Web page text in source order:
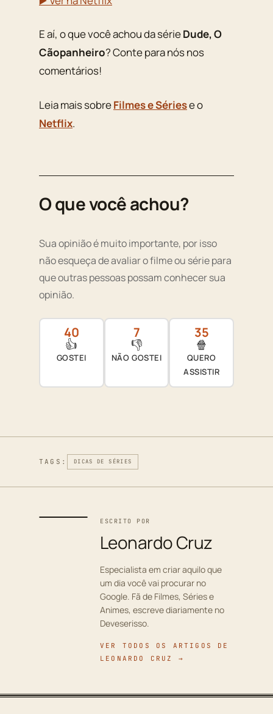
E aí, o que você achou da sérieDude, O
Cãopanheiro? Conte para nós nos
comentários!
Leia mais sobreFilmes e Sériese o
Netflix.
O que você achou?
Sua opinião é muito importante, por isso
não esqueça de avaliar o filme ou série para
que outras pessoas possam conhecer sua
opinião.
40
👍
GOSTEI
7
👎
NÃO GOSTEI
35
🍿
QUERO
ASSISTIR
TAGS: DICAS DE SÉRIES
ESCRITO POR
Leonardo Cruz
Especialista em criar aquilo que
um dia você vai procurar no
Google. Fã de Filmes, Séries e
Animes, escreve diariamente no
Deveserisso.
VER TODOS OS ARTIGOS DE
LEONARDO CRUZ →